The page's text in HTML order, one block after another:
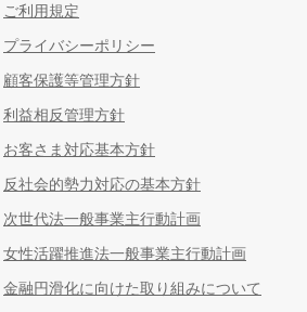
ご利用規定
プライバシーポリシー
顧客保護等管理方針
利益相反管理方針
お客さま対応基本方針
反社会的勢力対応の基本方針
次世代法一般事業主行動計画
女性活躍推進法一般事業主行動計画
金融円滑化に向けた取り組みについて